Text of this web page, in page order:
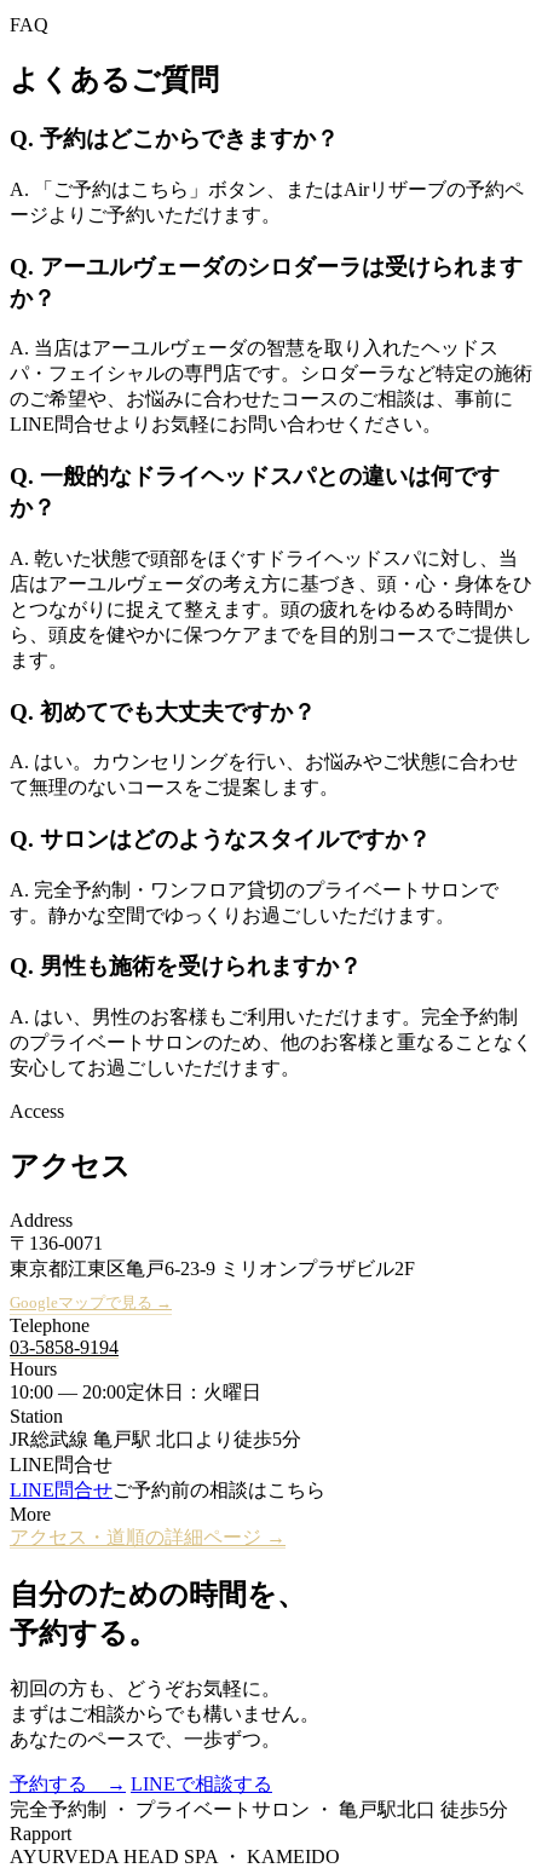
FAQ
よくあるご質問
Q. 予約はどこからできますか？
A. 「ご予約はこちら」ボタン、またはAirリザーブの予約ペ
ージよりご予約いただけます。
Q. アーユルヴェーダのシロダーラは受けられます
か？
A. 当店はアーユルヴェーダの智慧を取り入れたヘッドス
パ・フェイシャルの専門店です。シロダーラなど特定の施術
のご希望や、お悩みに合わせたコースのご相談は、事前に
LINE問合せよりお気軽にお問い合わせください。
Q. 一般的なドライヘッドスパとの違いは何です
か？
A. 乾いた状態で頭部をほぐすドライヘッドスパに対し、当
店はアーユルヴェーダの考え方に基づき、頭・心・身体をひ
とつながりに捉えて整えます。頭の疲れをゆるめる時間か
ら、頭皮を健やかに保つケアまでを目的別コースでご提供し
ます。
Q. 初めてでも大丈夫ですか？
A. はい。カウンセリングを行い、お悩みやご状態に合わせ
て無理のないコースをご提案します。
Q. サロンはどのようなスタイルですか？
A. 完全予約制・ワンフロア貸切のプライベートサロンで
す。静かな空間でゆっくりお過ごしいただけます。
Q. 男性も施術を受けられますか？
A. はい、男性のお客様もご利用いただけます。完全予約制
のプライベートサロンのため、他のお客様と重なることなく
安心してお過ごしいただけます。
Access
アクセス
Address
〒136-0071
東京都江東区亀戸6-23-9 ミリオンプラザビル2F
Googleマップで見る →
Telephone
03-5858-9194
Hours
10:00 — 20:00定休日：火曜日
Station
JR総武線 亀戸駅 北口より徒歩5分
LINE問合せ
LINE問合せご予約前の相談はこちら
More
アクセス・道順の詳細ページ →
自分のための時間を、
予約する。
初回の方も、どうぞお気軽に。
まずはご相談からでも構いません。
あなたのペースで、一歩ずつ。
予約する → LINEで相談する
完全予約制 ・ プライベートサロン ・ 亀戸駅北口 徒歩5分
Rapport
AYURVEDA HEAD SPA ・ KAMEIDO